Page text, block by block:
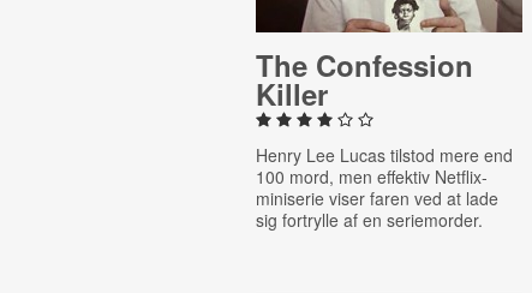
The Con­fes­sion
Killer
Henry Lee Lucas tilstod mere end
100 mord, men effektiv Netflix-
miniserie viser faren ved at lade
sig fortrylle af en seriemorder.